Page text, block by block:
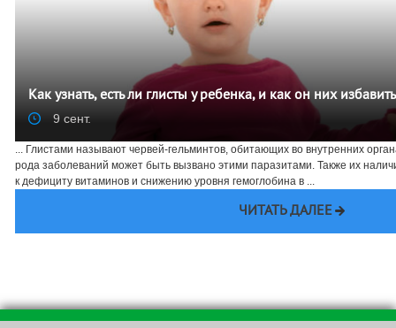
Как узнать, есть ли глисты у ребенка, и как он них
9 сент.
... Глистами называют червей-гельминтов, обитающих во внутренних
рода заболеваний может быть вызвано этими паразитами. Также их
к дефициту витаминов и снижению уровня гемоглобина в ...
ЧИТАТЬ ДАЛЕЕ